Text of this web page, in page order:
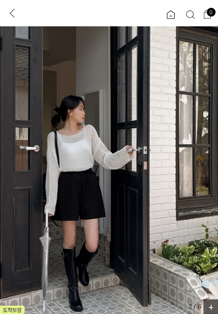
로그인 0
ENG
TW
JP
회원혜택
CATEGORY COMMUNITY
도착보장⚡
인플루언서 pick!
신상 5%
베스트
세트할인 ~30%
하객룩
110사이즈
ALL
익스클루시브
아우터
티셔츠
원피스
팬츠
스커트
0
2/6 +